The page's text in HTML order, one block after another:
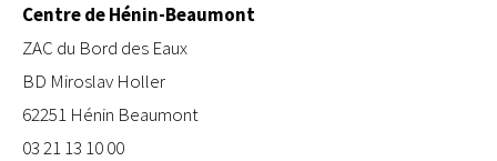
Centre de Hénin-Beaumont
ZAC du Bord des Eaux
BD Miroslav Holler
62251 Hénin Beaumont
03 21 13 10 00